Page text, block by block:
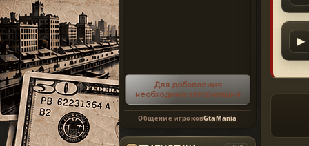
Для добавления
необходима авторизация
Общение игроковGtaMania
▶